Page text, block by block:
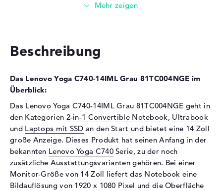
Optische Speicher
Display
Display-Typ
14" TFT
Max. Auflösung
1920 x 1080
Auflösungstyp
Full-HD
Besonderheiten
Multi-Touchscreen, glänzend,
LED-Hintergrundbeleuchtung,
Dolby Vision, WVA
Audio
Beschreibung
Das Lenovo Yoga C740-14IML Grau 81TC004NGE im
Überblick:
Das Lenovo Yoga C740-14IML Grau 81TC004NGE geht in
den Kategorien 2-in-1 Convertible Notebook, Ultrabook
und Laptops mit SSD an den Start und bietet eine 14 Zoll
große Anzeige. Dieses Produkt hat seinen Anfang in der
bekannten Lenovo Yoga C740Serie, zu der noch
zusätzliche Ausstattungsvarianten gehören. Bei einer
Monitor-Größe von 14 Zoll liefert das Notebook eine
Bildauflösung von 1920 x 1080 Pixel und die Oberfläche